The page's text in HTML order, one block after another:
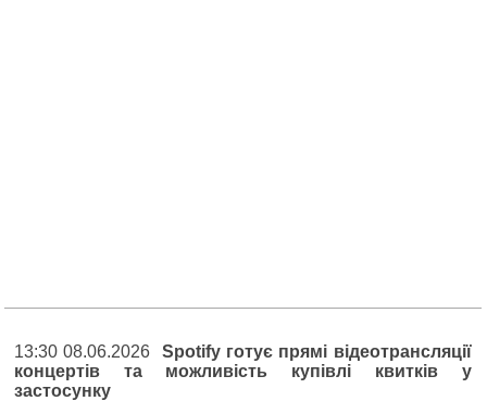
13:30 08.06.2026 Spotify готує прямі відеотрансляції
концертів та можливість купівлі квитків у
застосунку